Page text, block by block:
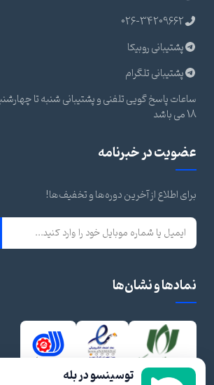
026-34209662
پشتیبانی روبیکا
پشتیبانی تلگرام
18 می باشد
عضویت در خبرنامه
برای اطلاع از آخرین دوره‌ها و تخفیف‌ها!
نمادها و نشان‌ها
توسینسو در بله